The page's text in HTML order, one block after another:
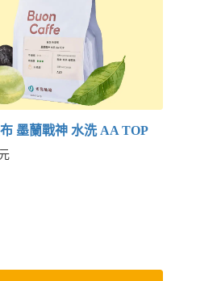
墨蘭戰神 水洗 AA TOP